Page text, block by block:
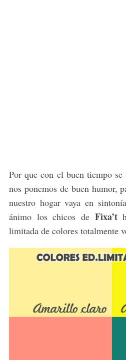
Por que con el buen tiempo
nos ponemos de buen humor,
nuestro hogar vaya en
ánimo los chicos de Fixa’t
limitada de colores totalmente